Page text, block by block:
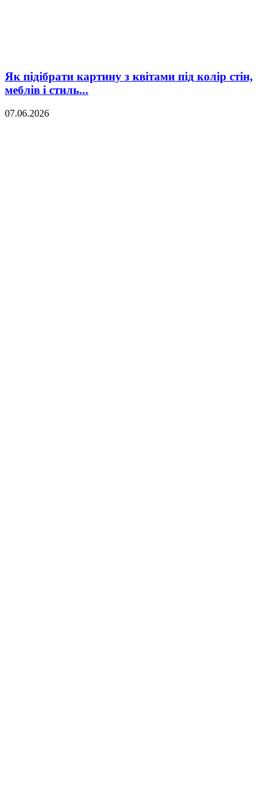
Як підібрати картину з квітами під колір стін,
меблів і стиль...
07.06.2026